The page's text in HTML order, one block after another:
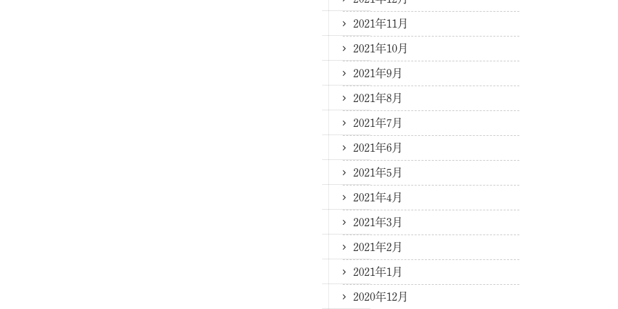
2021年11月
2021年10月
2021年9月
2021年8月
2021年7月
2021年6月
2021年5月
2021年4月
2021年3月
2021年2月
2021年1月
2020年12月